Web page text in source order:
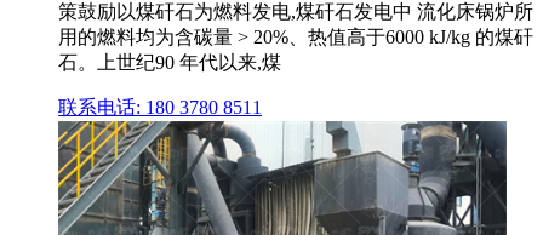
策鼓励以煤矸石为燃料发电,煤矸石发电中 流化床锅炉所
用的燃料均为含碳量 > 20%、热值高于6000 kJ/kg 的煤矸
石。上世纪90 年代以来,煤
联系电话: 180 3780 8511